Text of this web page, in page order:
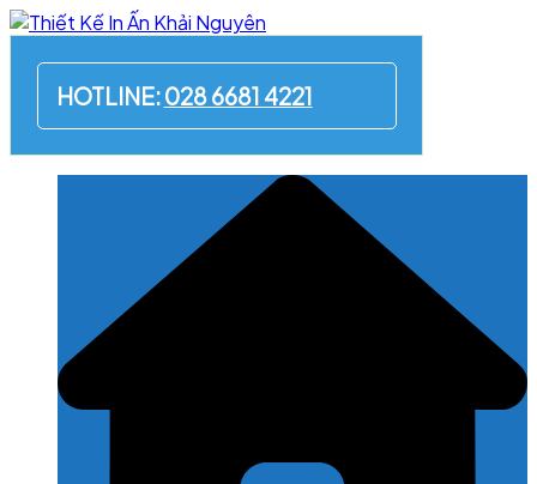
Skip
content
HOTLINE:028 6681 4221